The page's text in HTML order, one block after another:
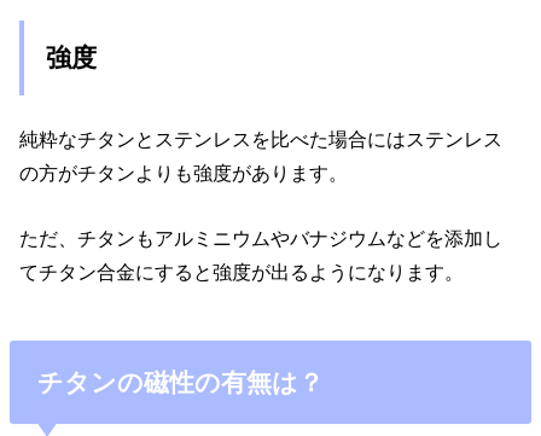
強度
純粋なチタンとステンレスを比べた場合にはステンレス
の方がチタンよりも強度があります。
ただ、チタンもアルミニウムやバナジウムなどを添加し
てチタン合金にすると強度が出るようになります。
チタンの磁性の有無は？